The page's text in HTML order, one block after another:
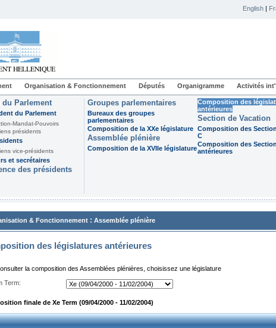
English |
Organisation & Fonctionnement Députés Organigramme Activités
du Parlement
du Parlement
Mandat-Pouvoirs
présidents
vice-présidents
et secrétaires
des présidents
Groupes parlementaires
Bureaux des groupes
parlementaires
Composition de la XXe législature
Assemblée plénière
Composition de la XVIIe législature
Composition des
antérieures
Section de Vacation
Composition des
C
Composition des
antérieures
& Fonctionnement : Assemblée plénière
des législatures antérieures
la composition des Assemblées plénières, choisissez une législature
Term:
finale de Xe Term (09/04/2000 - 11/02/2004)